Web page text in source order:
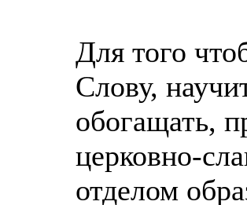
Для того
Слову,
обогащать,
церковно-
отделом